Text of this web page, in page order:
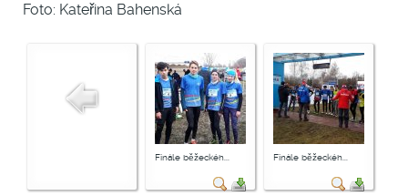
Foto: Kateřina Bahenská
Finále běžeckéh... Finále běžeckéh...